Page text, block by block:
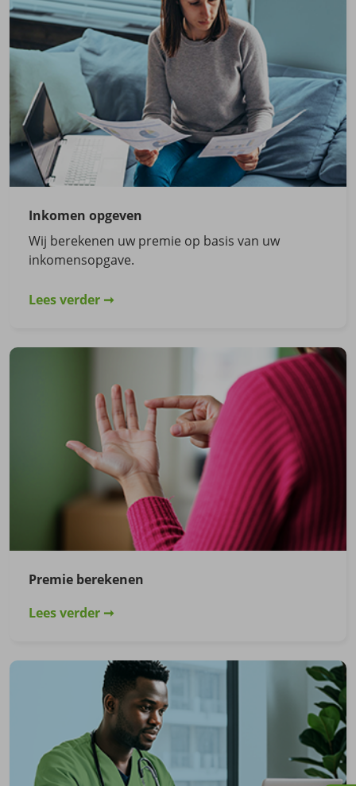
Inkomen opgeven
Wij berekenen uw premie op basis van uw
inkomensopgave.
Lees verder
Premie berekenen
Lees verder